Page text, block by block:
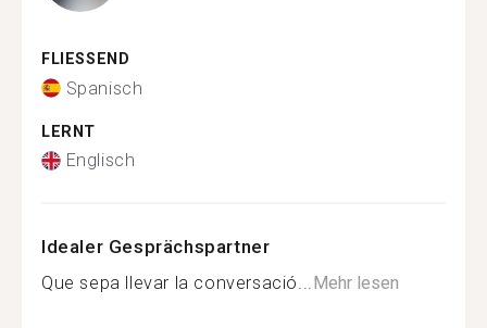
FLIESSEND
Spanisch
LERNT
Englisch
Idealer Gesprächspartner
Que sepa llevar la conversació...Mehr lesen